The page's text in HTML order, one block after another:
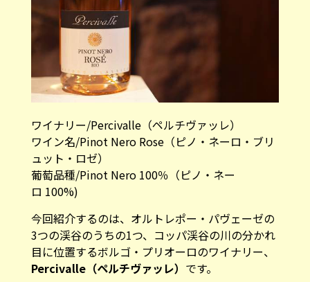
ワイナリー/Percivalle（ペルチヴァッレ）
ワイン名/Pinot Nero Rose（ピノ・ネーロ・ブリ
ュット・ロゼ）
葡萄品種/Pinot Nero 100％（ピノ・ネー
ロ 100%)
今回紹介するのは、オルトレポー・パヴェーゼの
3つの渓谷のうちの1つ、コッパ渓谷の川の分かれ
目に位置するボルゴ・プリオーロのワイナリー、
Percivalle（ペルチヴァッレ） です。